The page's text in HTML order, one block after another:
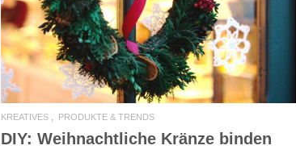
READ MORE
KREATIVES PRODUKTE & TRENDS
DIY: Weihnachtliche Kränze binden